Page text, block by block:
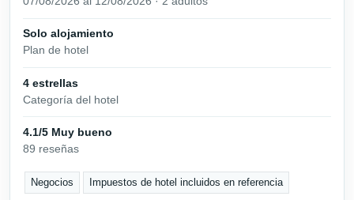
Solo alojamiento
Plan de hotel
4 estrellas
Categoría del hotel
4.1/5 Muy bueno
89 reseñas
Negocios Impuestos de hotel incluidos en referencia